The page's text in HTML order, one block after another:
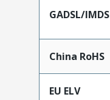
GADSL/IMDS
China RoHS
EU ELV